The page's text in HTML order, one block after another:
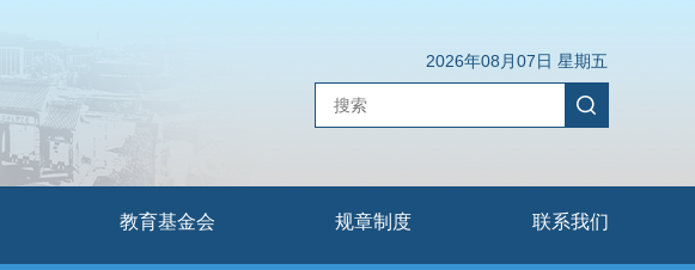
2026年08月07日 星期五
教育基金会 规章制度 联系我们